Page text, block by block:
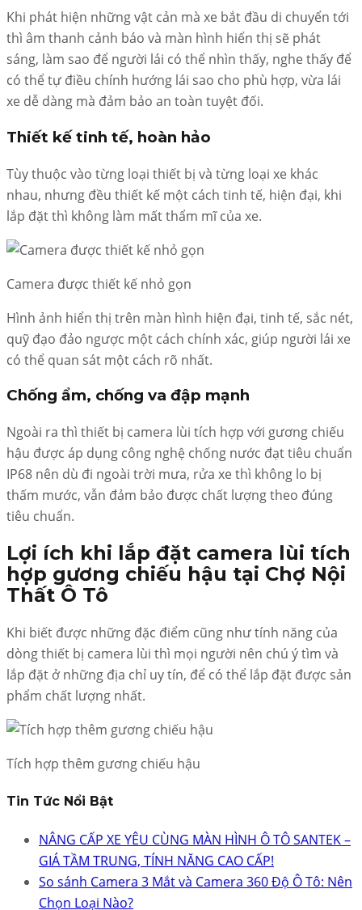
Khi phát hiện những vật cản mà xe bắt đầu di chuyển tới
thì âm thanh cảnh báo và màn hình hiển thị sẽ phát
sáng, làm sao để người lái có thể nhìn thấy, nghe thấy để
có thể tự điều chính hướng lái sao cho phù hợp, vừa lái
xe dễ dàng mà đảm bảo an toàn tuyệt đối.
Thiết kế tinh tế, hoàn hảo
Tùy thuộc vào từng loại thiết bị và từng loại xe khác
nhau, nhưng đều thiết kế một cách tinh tế, hiện đại, khi
lắp đặt thì không làm mất thẩm mĩ của xe.
Camera được thiết kế nhỏ gọn
Hình ảnh hiển thị trên màn hình hiện đại, tinh tế, sắc nét,
quỹ đạo đảo ngược một cách chính xác, giúp người lái xe
có thể quan sát một cách rõ nhất.
Chống ẩm, chống va đập mạnh
Ngoài ra thì thiết bị camera lùi tích hợp với gương chiếu
hậu được áp dụng công nghệ chống nước đạt tiêu chuẩn
IP68 nên dù đi ngoài trời mưa, rửa xe thì không lo bị
thấm mước, vẫn đảm bảo được chất lượng theo đúng
tiêu chuẩn.
Lợi ích khi lắp đặt camera lùi tích
hợp gương chiếu hậu tại Chợ Nội
Thất Ô Tô
Khi biết được những đặc điểm cũng như tính năng của
dòng thiết bị camera lùi thì mọi người nên chú ý tìm và
lắp đặt ở những địa chỉ uy tín, để có thể lắp đặt được sản
phẩm chất lượng nhất.
Tích hợp thêm gương chiếu hậu
Tin Tức Nổi Bật
NÂNG CẤP XE YÊU CÙNG MÀN HÌNH Ô TÔ SANTEK –
GIÁ TẦM TRUNG, TÍNH NĂNG CAO CẤP!
So sánh Camera 3 Mắt và Camera 360 Độ Ô Tô: Nên
Chọn Loại Nào?